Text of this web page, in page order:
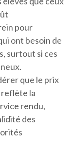
pour
ont besoin de
surtout si ces
que le prix
la
rendu,
des